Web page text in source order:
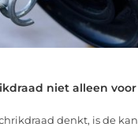
niet alleen voor
denkt, is de